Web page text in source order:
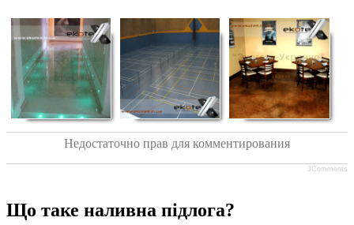
Недостаточно прав для комментирования
JComments
Що таке наливна підлога?